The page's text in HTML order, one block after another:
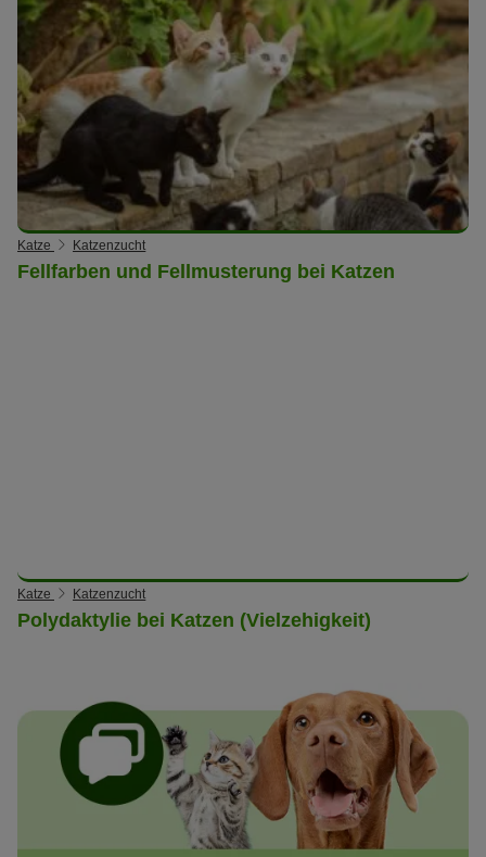
Katze Katzenzucht
Fellfarben und Fellmusterung bei Katzen
Katze Katzenzucht
Polydaktylie bei Katzen (Vielzehigkeit)